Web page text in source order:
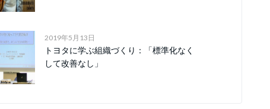
2019年5月13日
トヨタに学ぶ組織づくり：「標準化なく
して改善なし」